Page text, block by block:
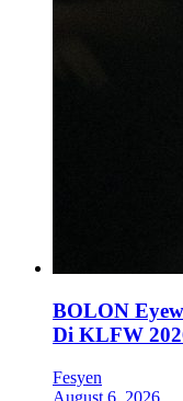
BOLON
Di KLFW
Fesyen
August 6, 2026